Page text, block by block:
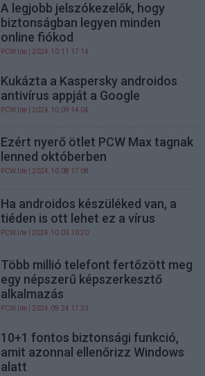
A legjobb jelszókezelők, hogy
biztonságban legyen minden
online fiókod
PCW.lite | 2024.10.11 17:14
Kukázta a Kaspersky androidos
antivírus appját a Google
PCW.lite | 2024.10.09 14:04
Ezért nyerő ötlet PCW Max tagnak
lenned októberben
PCW.lite | 2024.10.08 17:08
Ha androidos készüléked van, a
tiéden is ott lehet ez a vírus
PCW.lite | 2024.10.03 10:20
Több millió telefont fertőzött meg
egy népszerű képszerkesztő
alkalmazás
PCW.lite | 2024.09.24 17:33
10+1 fontos biztonsági funkció,
amit azonnal ellenőrizz Windows
alatt